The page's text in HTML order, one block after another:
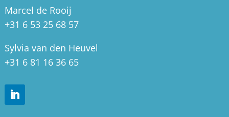
Marcel de Rooij
+31 6 53 25 68 57
Sylvia van den Heuvel
+31 6 81 16 36 65